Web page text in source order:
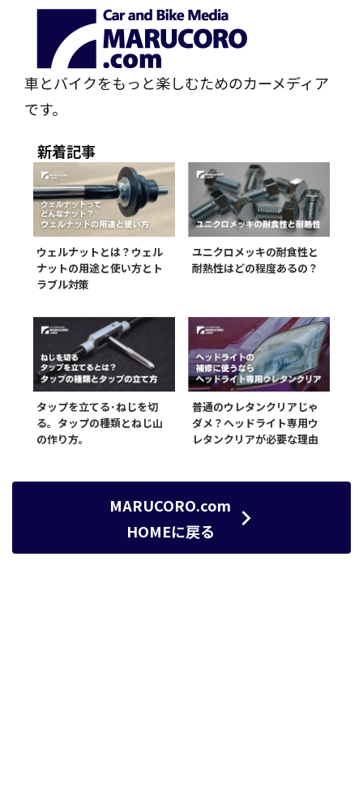
車とバイクをもっと楽しむためのカーメディア
です。
新着記事
ウェルナットとは？ウェル
ナットの用途と使い方とト
ラブル対策
ユニクロメッキの耐食性と
耐熱性はどの程度あるの？
タップを立てる･ねじを切
る。タップの種類とねじ山
の作り方。
普通のウレタンクリアじゃ
ダメ？ヘッドライト専用ウ
レタンクリアが必要な理由
MARUCORO.com
HOMEに戻る